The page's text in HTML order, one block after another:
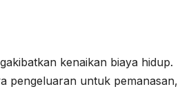
kenaikan biaya hidup.
pengeluaran untuk pemanasan,